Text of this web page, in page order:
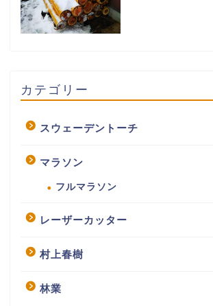
カテゴリー
スウェーデントーチ
マラソン
フルマラソン
レーザーカッター
村上春樹
林業